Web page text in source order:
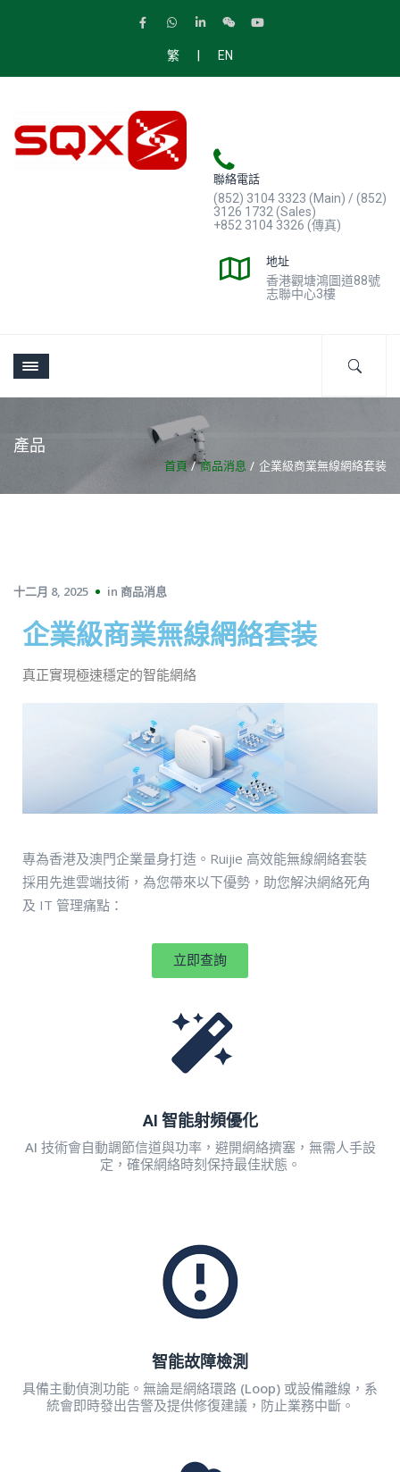
繁 | EN
聯絡電話
(852) 3104 3323 (Main) / (852)
3126 1732 (Sales)
+852 3104 3326 (傳真)
地址
香港觀塘鴻圖道88號
志聯中心3樓
產品
首頁 商品消息 企業級商業無線網絡套装
十二月 8, 2025 in 商品消息
企業級商業無線網絡套装
真正實現極速穩定的智能網絡
專為香港及澳門企業量身打造。Ruijie 高效能無線網絡套裝
採用先進雲端技術，為您帶來以下優勢，助您解決網絡死角
及 IT 管理痛點：
立即查詢
AI 智能射頻優化
AI 技術會自動調節信道與功率，避開網絡擠塞，無需人手設
定，確保網絡時刻保持最佳狀態。
智能故障檢測
具備主動偵測功能。無論是網絡環路 (Loop) 或設備離線，系
統會即時發出告警及提供修復建議，防止業務中斷。